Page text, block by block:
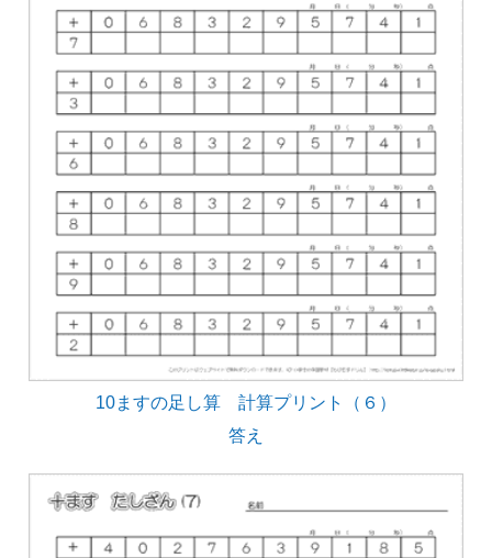
10ますの足し算 計算プリント（６）
答え